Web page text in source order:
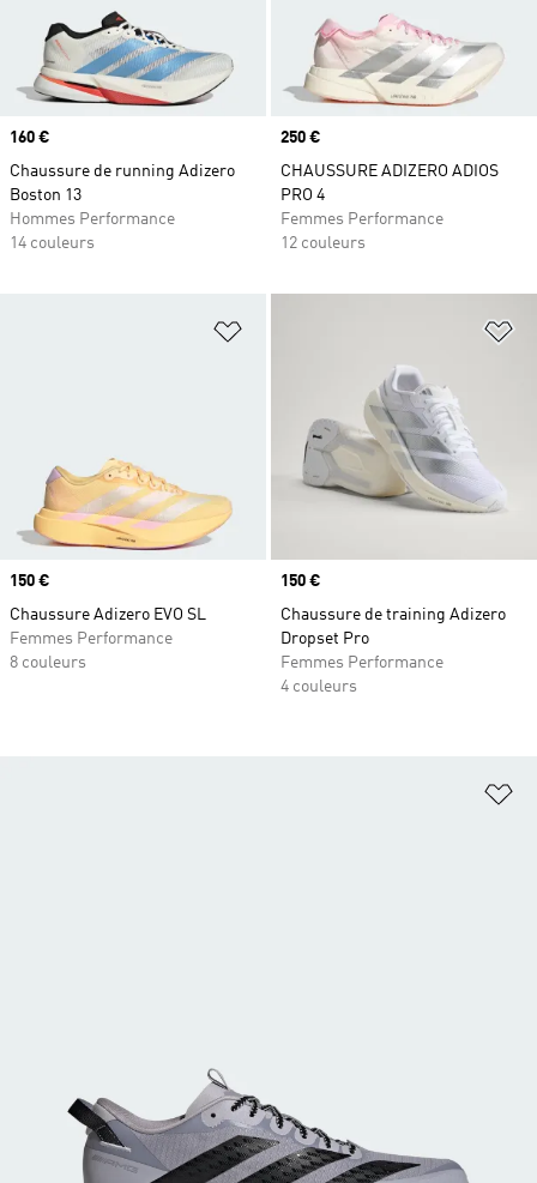
Prix
160 €
Chaussure de running Adizero
Boston 13
Hommes Performance
14 couleurs
Prix
250 €
CHAUSSURE ADIZERO ADIOS
PRO 4
Femmes Performance
12 couleurs
Ajouter à la Liste de produits
Prix
150 €
Chaussure Adizero EVO SL
Femmes Performance
8 couleurs
Prix
150 €
Chaussure de training Adizero
Dropset Pro
Femmes Performance
4 couleurs